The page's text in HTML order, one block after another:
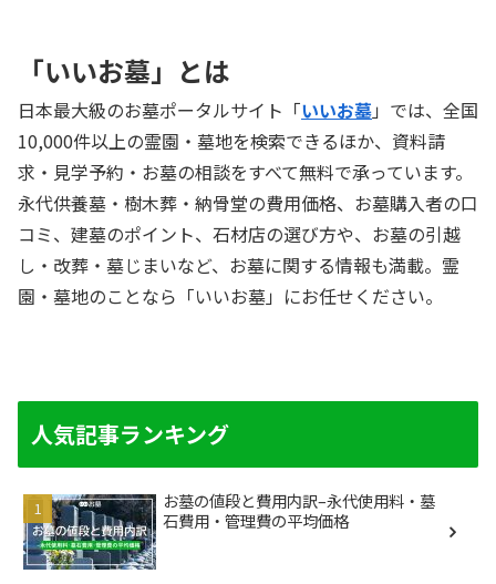
「いいお墓」とは
日本最大級のお墓ポータルサイト「いいお墓」では、全国
10,000件以上の霊園・墓地を検索できるほか、資料請
求・見学予約・お墓の相談をすべて無料で承っています。
永代供養墓・樹木葬・納骨堂の費用価格、お墓購入者の口
コミ、建墓のポイント、石材店の選び方や、お墓の引越
し・改葬・墓じまいなど、お墓に関する情報も満載。霊
園・墓地のことなら「いいお墓」にお任せください。
人気記事ランキング
お墓の値段と費用内訳–永代使用料・墓
石費用・管理費の平均価格